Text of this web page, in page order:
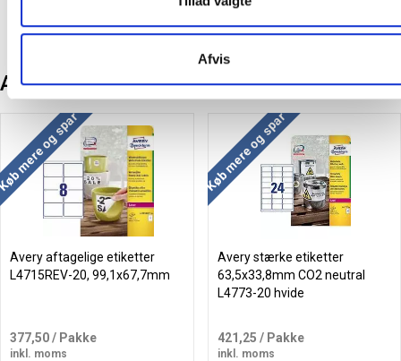
Afvis
Andre kunder købte også
mere og spar
Avery aftagelige etiketter
L4715REV-20, 99,1x67,7mm
377,50/ Pakke
inkl. moms
Køb mere og spar
Avery stærke etiketter
63,5x33,8mm CO2 neutral
L4773-20 hvide
421,25 / Pakke
inkl. moms